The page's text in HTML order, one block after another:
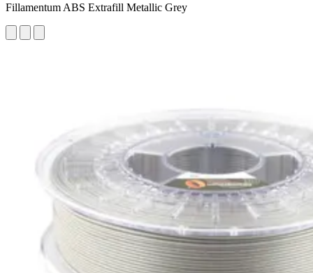
Fillamentum ABS Extrafill Metallic Grey